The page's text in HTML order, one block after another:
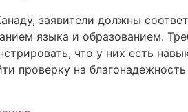
заявители должны
языка и образованием.
что у них есть
проверку на